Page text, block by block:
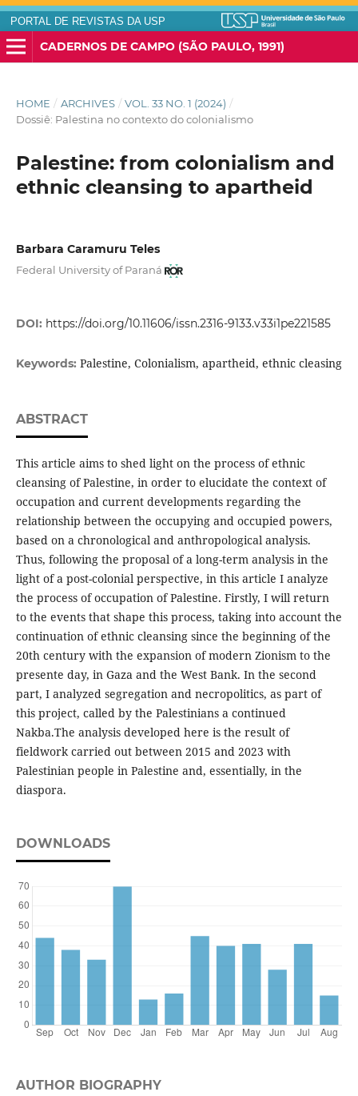
PORTAL DE REVISTAS DA USP
CADERNOS DE CAMPO (SÃO PAULO, 1991)
HOME / ARCHIVES / VOL. 33 NO. 1 (2024) /
Dossiê: Palestina no contexto do colonialismo
Palestine: from colonialism and
ethnic cleansing to apartheid
Barbara Caramuru Teles
Federal University of Paraná
DOI: https://doi.org/10.11606/issn.2316-9133.v33i1pe221585
Keywords: Palestine, Colonialism, apartheid, ethnic cleasing
ABSTRACT
This article aims to shed light on the process of ethnic
cleansing of Palestine, in order to elucidate the context of
occupation and current developments regarding the
relationship between the occupying and occupied powers,
based on a chronological and anthropological analysis.
Thus, following the proposal of a long-term analysis in the
light of a post-colonial perspective, in this article I analyze
the process of occupation of Palestine. Firstly, I will return
to the events that shape this process, taking into account the
continuation of ethnic cleansing since the beginning of the
20th century with the expansion of modern Zionism to the
presente day, in Gaza and the West Bank. In the second
part, I analyzed segregation and necropolitics, as part of
this project, called by the Palestinians a continued
Nakba.The analysis developed here is the result of
fieldwork carried out between 2015 and 2023 with
Palestinian people in Palestine and, essentially, in the
diaspora.
DOWNLOADS
AUTHOR BIOGRAPHY